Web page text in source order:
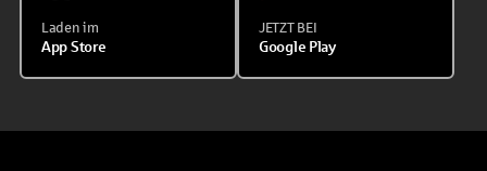
Laden im
App Store
JETZT BEI
Google Play